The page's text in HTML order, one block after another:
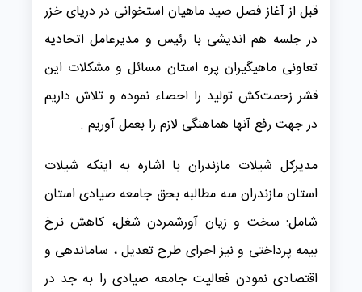
قبل از آغاز فصل صید ماهیان استخوانی در دریای خزر
در جلسه هم اندیشی با رئيس و مدیرعامل اتحادیه
تعاونی ماهیگیران پره استان مسائل و مشکلات این
قشر زحمت‌کش تولید را احصاء نموده و تلاش داریم
در جهت رفع آنها هماهنگی لازم را بعمل آوریم .
مدیرکل شیلات مازندران با اشاره به اینکه شیلات
استان مازندران سه مطالبه بحق جامعه صیادی استان
شامل: سخت و زیان آورشمردن شغل، کاهش نرخ
بیمه پرداختی و نیز اجرای طرح تعدیل ، ساماندهی و
اقتصادی نمودن فعالیت جامعه صیادی را به جد در